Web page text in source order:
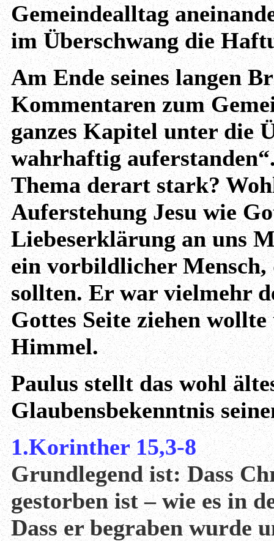
Gemeindealltag
im Überschwang die
Am Ende seines langen
Kommentaren zum
ganzes Kapitel unter die
wahrhaftig
Thema derart stark?
Auferstehung Jesu wie
Liebeserklärung an uns
ein vorbildlicher Mensch,
sollten. Er war vielmehr
Gottes Seite ziehen
Himmel.
Paulus stellt das wohl
Glaubensbekenntnis
1.Korinther 15,3-8
Grundlegend ist: Dass
gestorben ist – wie es in
Dass er begraben wurde